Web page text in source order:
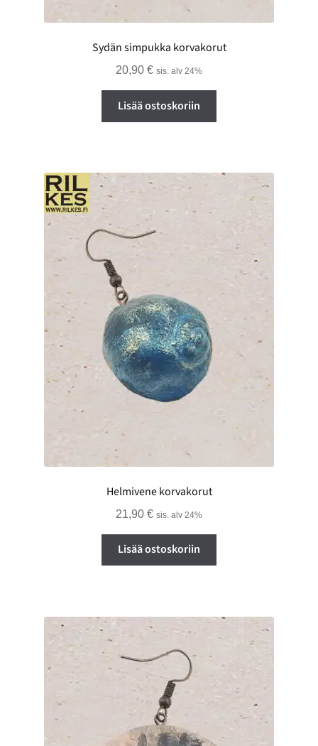
Sydän simpukka korvakorut
20,90 € sis. alv 24%
Lisää ostoskoriin
Helmivene korvakorut
21,90 € sis. alv 24%
Lisää ostoskoriin